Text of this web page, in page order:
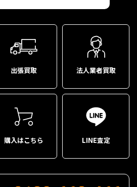
出張買取 法人業者買取
購入はこちら LINE査定